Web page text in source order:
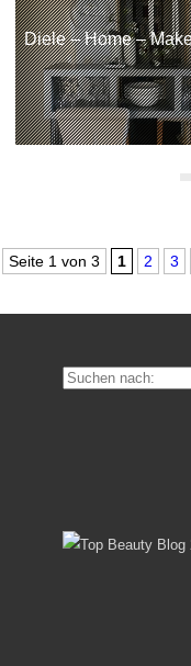
Diele – Home –
Seite 1 von 3 1 2 3